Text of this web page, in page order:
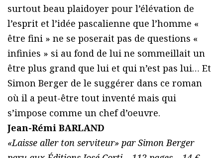
surtout beau plaidoyer pour l’élévation de
l’esprit et l’idée pascalienne que l’homme «
être fini » ne se poserait pas de questions «
infinies » si au fond de lui ne sommeillait un
être plus grand que lui et qui n’est pas lui… Et
Simon Berger de le suggérer dans ce roman
où il a peut-être tout inventé mais qui
s’impose comme un chef d’oeuvre.
Jean-Rémi BARLAND
«Laisse aller ton serviteur» par Simon Berger